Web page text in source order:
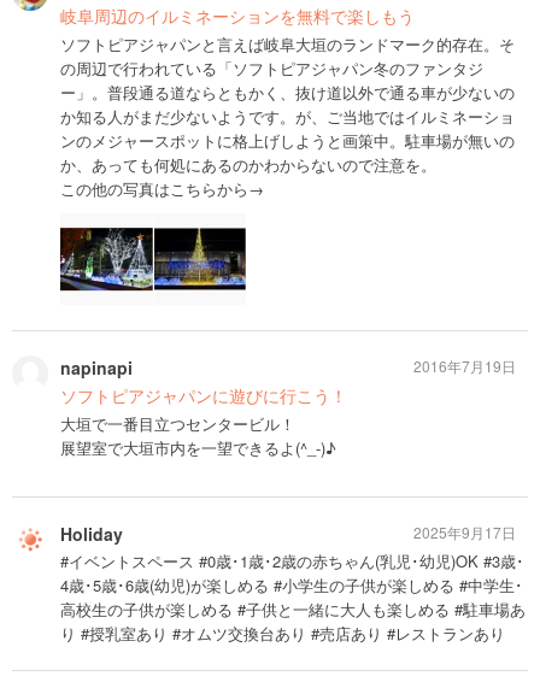
岐阜周辺のイルミネーションを無料で楽しもう
ソフトピアジャパンと言えば岐阜大垣のランドマーク的存在。そ
の周辺で行われている「ソフトピアジャパン冬のファンタジ
ー」。普段通る道ならともかく、抜け道以外で通る車が少ないの
か知る人がまだ少ないようです。が、ご当地ではイルミネーショ
ンのメジャースポットに格上げしようと画策中。駐車場が無いの
か、あっても何処にあるのかわからないので注意を。
この他の写真はこちらから→
napinapi
ソフトピアジャパンに遊びに行こう！
大垣で一番目立つセンタービル！
展望室で大垣市内を一望できるよ(^_-)♪
2016年7月19日
Holiday
#イベントスペース #0歳･1歳･2歳の赤ちゃん(乳児･幼児)OK #3歳･
4歳･5歳･6歳(幼児)が楽しめる #小学生の子供が楽しめる #中学生･
高校生の子供が楽しめる #子供と一緒に大人も楽しめる #駐車場あ
り #授乳室あり #オムツ交換台あり #売店あり #レストランあり
2025年9月17日